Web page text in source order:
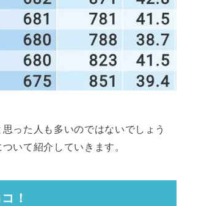
った人も多いのではないでしょう
いて紹介していきます。
！